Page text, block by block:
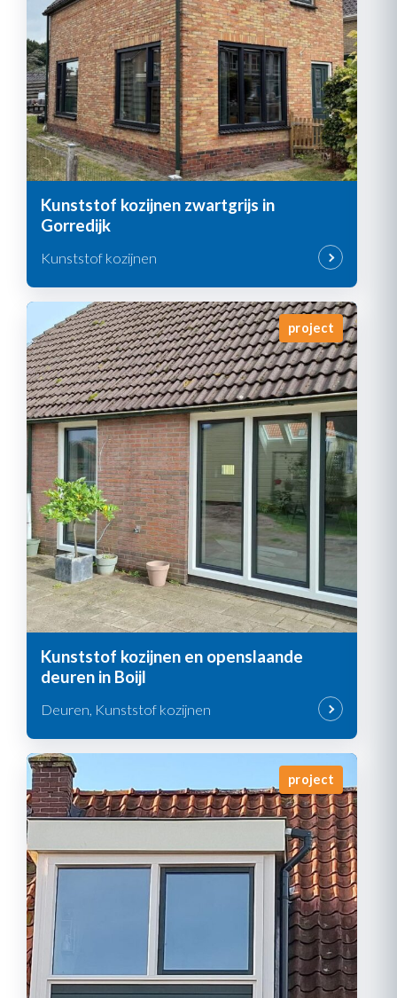
Kunststof kozijnen zwartgrijs in
Gorredijk
Kunststof kozijnen
project
Kunststof kozijnen en openslaande
deuren in Boijl
Deuren, Kunststof kozijnen
project